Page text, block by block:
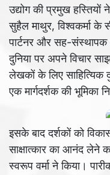
उद्योग की प्रमुख
सुहैल माथुर, विश्वकर्मा के
पार्टनर और सह-
दुनिया पर अपने विचार
लेखकों के लिए साहित्यिक
एक मार्गदर्शक की भूमिका
इसके बाद दर्शकों को
साक्षात्कार का आनंद लेने
स्वरूप वर्मा ने किया।